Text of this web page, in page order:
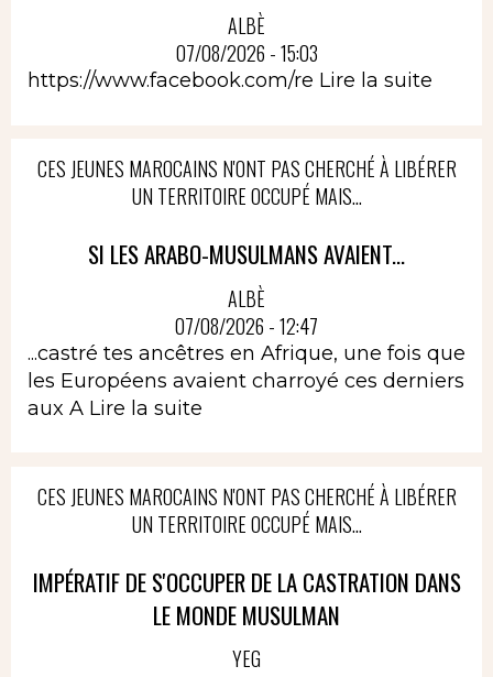
ALBÈ
07/08/2026 - 15:03
https://www.facebook.com/re Lire la suite
CES JEUNES MAROCAINS N'ONT PAS CHERCHÉ À LIBÉRER
UN TERRITOIRE OCCUPÉ MAIS...
SI LES ARABO-MUSULMANS AVAIENT...
ALBÈ
07/08/2026 - 12:47
...castré tes ancêtres en Afrique, une fois que
les Européens avaient charroyé ces derniers
aux A Lire la suite
CES JEUNES MAROCAINS N'ONT PAS CHERCHÉ À LIBÉRER
UN TERRITOIRE OCCUPÉ MAIS...
IMPÉRATIF DE S'OCCUPER DE LA CASTRATION DANS
LE MONDE MUSULMAN
YEG